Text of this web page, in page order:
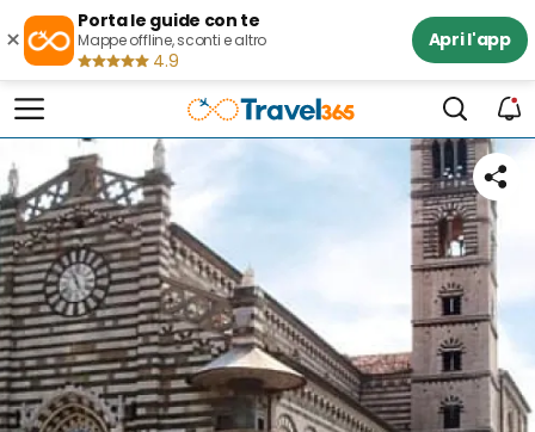
×
Porta le guide con te
Mappe offline, sconti e altro
4.9
Apri l'app